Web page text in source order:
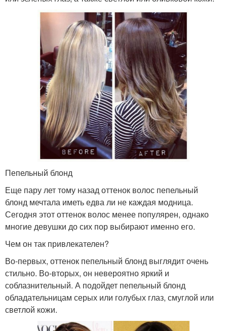
Пепельный блонд
Еще пару лет тому назад оттенок волос пепельный
блонд мечтала иметь едва ли не каждая модница.
Сегодня этот оттенок волос менее популярен, однако
многие девушки до сих пор выбирают именно его.
Чем он так привлекателен?
Во-первых, оттенок пепельный блонд выглядит очень
стильно. Во-вторых, он невероятно яркий и
соблазнительный. А подойдет пепельный блонд
обладательницам серых или голубых глаз, смуглой или
светлой кожи.